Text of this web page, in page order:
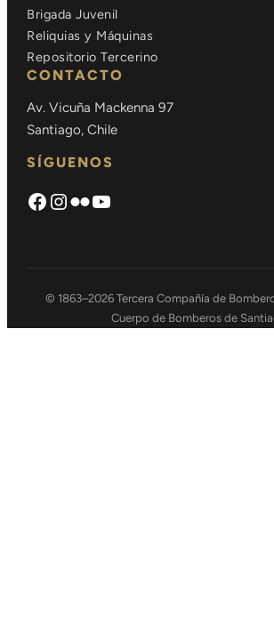
Brigada Juvenil
Reliquias y Máquinas
Repositorio Tercerino
CONTACTO
Av. Vicuña Mackenna 97
Santiago, Chile
SÍGUENOS
Facebook
Instagram
Flickrhttps://
© 1863–2026 Tercera Compañía de
Cuerpo de Bomberos de